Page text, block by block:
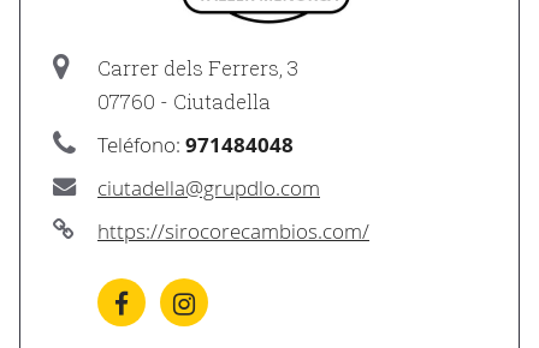
Carrer dels Ferrers, 3
07760 - Ciutadella
Teléfono: 971484048
ciutadella@grupdlo.com
https://sirocorecambios.com/